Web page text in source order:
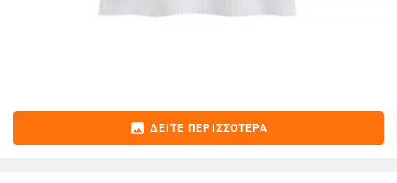
image ΔΕΊΤΕ ΠΕΡΙΣΣΌΤΕΡΑ